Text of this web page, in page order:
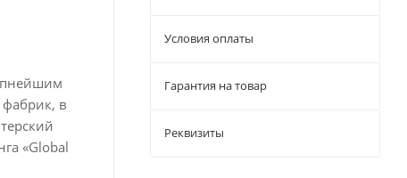
в
«Global
Условия оплаты
Гарантия на товар
Реквизиты